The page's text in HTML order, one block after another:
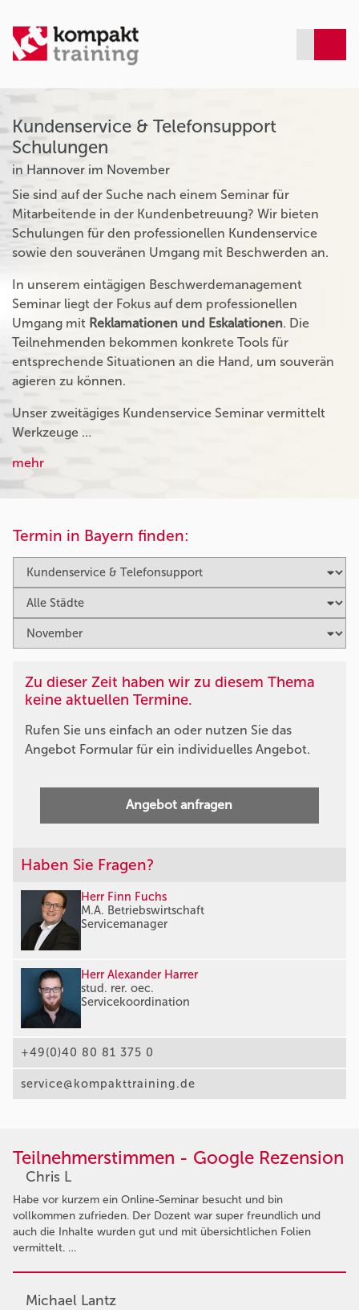
Kundenservice & Telefonsupport
Schulungen
in Hannover im November
Sie sind auf der Suche nach einem Seminar für
Mitarbeitende in der Kundenbetreuung? Wir bieten
Schulungen für den professionellen Kundenservice
sowie den souveränen Umgang mit Beschwerden an.
In unserem eintägigen Beschwerdemanagement
Seminar liegt der Fokus auf dem professionellen
Umgang mit Reklamationen und Eskalationen. Die
Teilnehmenden bekommen konkrete Tools für
entsprechende Situationen an die Hand, um souverän
agieren zu können.
Unser zweitägiges Kundenservice Seminar vermittelt
Werkzeuge …
mehr
Termin in Bayern finden:
Zu dieser Zeit haben wir zu diesem Thema
keine aktuellen Termine.
Rufen Sie uns einfach an oder nutzen Sie das
Angebot Formular für ein individuelles Angebot.
Angebot anfragen
Haben Sie Fragen?
Herr Finn Fuchs
M.A. Betriebswirtschaft
Servicemanager
Herr Alexander Harrer
stud. rer. oec.
Servicekoordination
+49(0)40 80 81 375 0
service@kompakttraining.de
Teilnehmerstimmen - Google Rezension
Chris L
Habe vor kurzem ein Online-Seminar besucht und bin
vollkommen zufrieden. Der Dozent war super freundlich und
auch die Inhalte wurden gut und mit übersichtlichen Folien
vermittelt. …
Michael Lantz